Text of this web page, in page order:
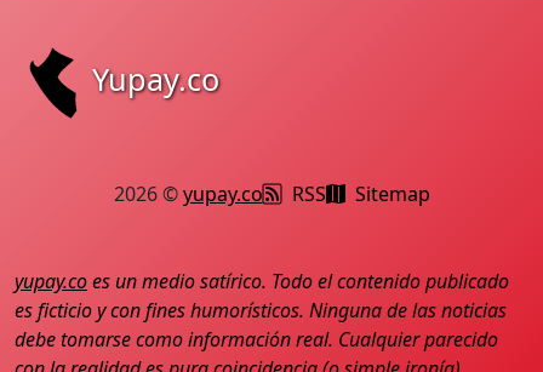
Yupay.co
2026 ©yupay.co RSS Sitemap
yupay.coes un medio satírico. Todo el contenido publicado
es ficticio y con fines humorísticos. Ninguna de las noticias
debe tomarse como información real. Cualquier parecido